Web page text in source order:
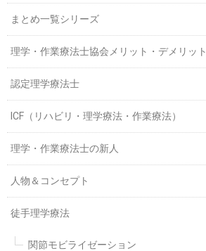
まとめ一覧シリーズ
理学・作業療法士協会メリット・デメリット
認定理学療法士
ICF（リハビリ・理学療法・作業療法）
理学・作業療法士の新人
人物＆コンセプト
徒手理学療法
関節モビライゼーション